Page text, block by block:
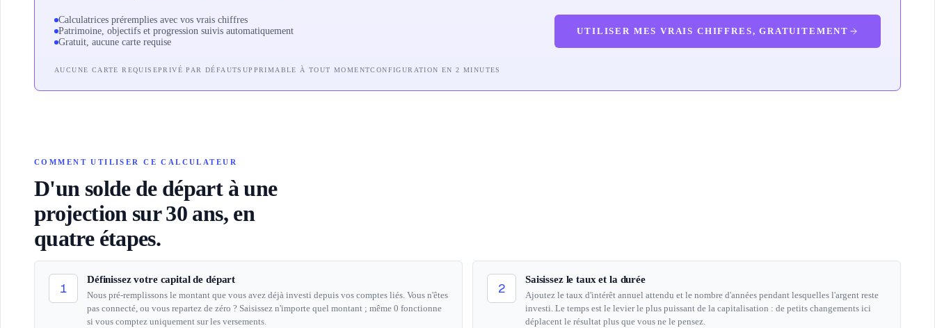
Calculatrices préremplies avec vos vrais chiffres
Patrimoine, objectifs et progression suivis automatiquement
Gratuit, aucune carte requise
UTILISER MES VRAIS CHIFFRES, GRATUITEMENT
AUCUNE CARTE REQUISEPRIVÉ PAR DÉFAUTSUPPRIMABLE À TOUT MOMENTCONFIGURATION EN 2 MINUTES
COMMENT UTILISER CE CALCULATEUR
D'un solde de départ à une
projection sur 30 ans, en
quatre étapes.
1
Définissez votre capital de départ
Nous pré-remplissons le montant que vous avez déjà investi depuis vos comptes liés. Vous n'êtes
pas connecté, ou vous repartez de zéro ? Saisissez n'importe quel montant ; même 0 fonctionne
si vous comptez uniquement sur les versements.
2
Saisissez le taux et la durée
Ajoutez le taux d'intérêt annuel attendu et le nombre d'années pendant lesquelles l'argent reste
investi. Le temps est le levier le plus puissant de la capitalisation : de petits changements ici
déplacent le résultat plus que vous ne le pensez.